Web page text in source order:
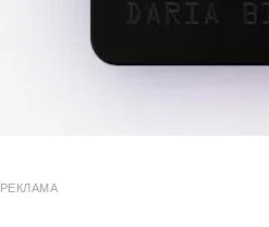
РЕКЛАМА